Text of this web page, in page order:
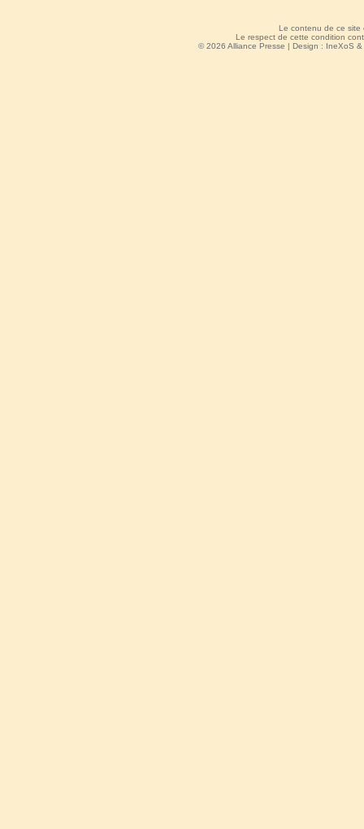
Le contenu de ce site
Le respect de cette condition
© 2026 Alliance Presse | Design : IneXoS &